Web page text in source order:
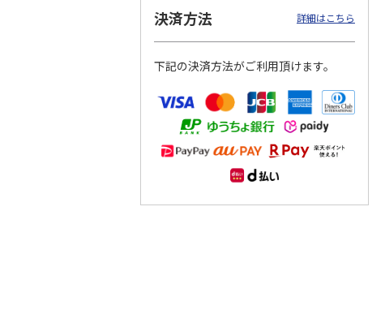
円…
4.8（11）
5,500円
4.6（7）
11,000円
決済方法 詳細はこちら
下記の決済方法がご利用頂けます。